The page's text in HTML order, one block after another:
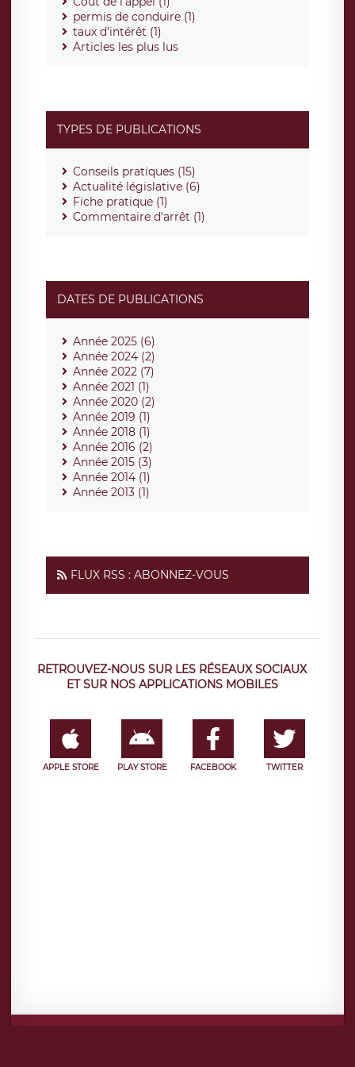
permis de conduire (1)
taux d'intérêt (1)
Articles les plus lus
TYPES DE PUBLICATIONS
Conseils pratiques (15)
Actualité législative (6)
Fiche pratique (1)
Commentaire d'arrêt (1)
DATES DE PUBLICATIONS
Année 2025 (6)
Année 2024 (2)
Année 2022 (7)
Année 2021 (1)
Année 2020 (2)
Année 2019 (1)
Année 2018 (1)
Année 2016 (2)
Année 2015 (3)
Année 2014 (1)
Année 2013 (1)
FLUX RSS : ABONNEZ-VOUS
RETROUVEZ-NOUS SUR LES RÉSEAUX SOCIAUX
ET SUR NOS APPLICATIONS MOBILES
APPLE STORE PLAY STORE FACEBOOK TWITTER